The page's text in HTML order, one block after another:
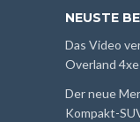
NEUSTE
Das Video
Overland
Der neue
Kompakt-